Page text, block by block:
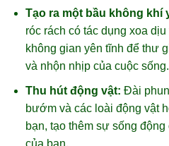
Tạo ra một bầu không khí
róc rách có tác dụng xoa
không gian yên tĩnh để thư
và nhộn nhịp của cuộc sống.
Thu hút động vật: Đài
bướm và các loài động vật
bạn, tạo thêm sự sống
của bạn.